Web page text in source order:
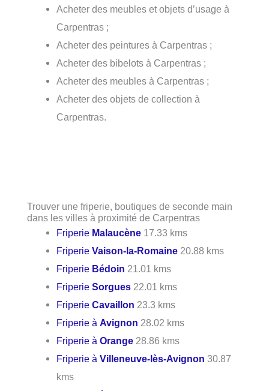
Acheter des meubles et objets d’usage à
Carpentras ;
Acheter des peintures à Carpentras ;
Acheter des bibelots à Carpentras ;
Acheter des meubles à Carpentras ;
Acheter des objets de collection à
Carpentras.
Trouver une friperie, boutiques de seconde main
dans les villes à proximité de Carpentras
Friperie Malaucène 17.33 kms
FriperieVaison-la-Romaine 20.88 kms
Friperie Bédoin 21.01 kms
FriperieSorgues 22.01 kms
FriperieCavaillon 23.3 kms
Friperie à Avignon 28.02 kms
Friperie àOrange 28.86 kms
Friperie àVilleneuve-lès-Avignon 30.87
kms